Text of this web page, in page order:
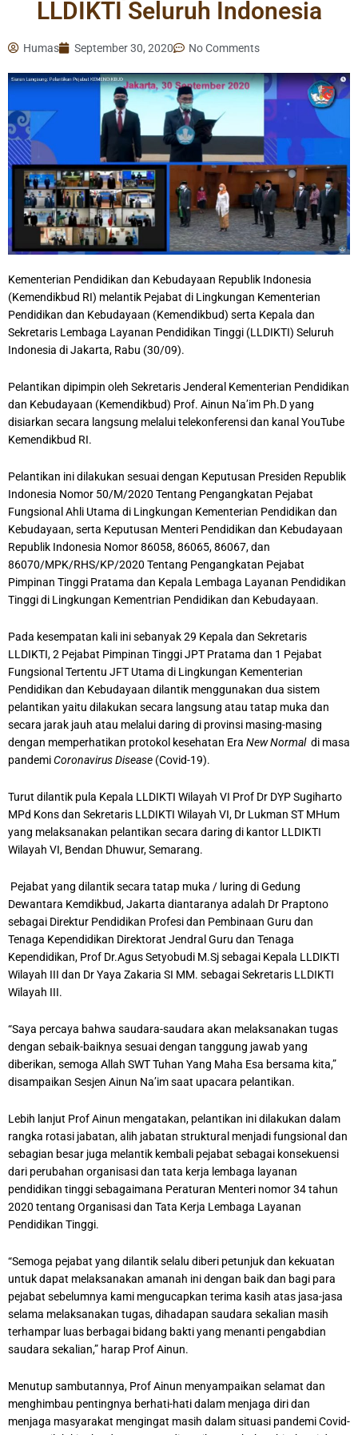
LLDIKTI Seluruh Indonesia
Humas September 30, 2020 No Comments
Kementerian Pendidikan dan Kebudayaan Republik Indonesia
(Kemendikbud RI) melantik Pejabat di Lingkungan Kementerian
Pendidikan dan Kebudayaan (Kemendikbud) serta Kepala dan
Sekretaris Lembaga Layanan Pendidikan Tinggi (LLDIKTI) Seluruh
Indonesia di Jakarta, Rabu (30/09).
Pelantikan dipimpin oleh Sekretaris Jenderal Kementerian Pendidikan
dan Kebudayaan (Kemendikbud) Prof. Ainun Na’im Ph.D yang
disiarkan secara langsung melalui telekonferensi dan kanal YouTube
Kemendikbud RI.
Pelantikan ini dilakukan sesuai dengan Keputusan Presiden Republik
Indonesia Nomor 50/M/2020 Tentang Pengangkatan Pejabat
Fungsional Ahli Utama di Lingkungan Kementerian Pendidikan dan
Kebudayaan, serta Keputusan Menteri Pendidikan dan Kebudayaan
Republik Indonesia Nomor 86058, 86065, 86067, dan
86070/MPK/RHS/KP/2020 Tentang Pengangkatan Pejabat
Pimpinan Tinggi Pratama dan Kepala Lembaga Layanan Pendidikan
Tinggi di Lingkungan Kementrian Pendidikan dan Kebudayaan.
Pada kesempatan kali ini sebanyak 29 Kepala dan Sekretaris
LLDIKTI, 2 Pejabat Pimpinan Tinggi JPT Pratama dan 1 Pejabat
Fungsional Tertentu JFT Utama di Lingkungan Kementerian
Pendidikan dan Kebudayaan dilantik menggunakan dua sistem
pelantikan yaitu dilakukan secara langsung atau tatap muka dan
secara jarak jauh atau melalui daring di provinsi masing-masing
dengan memperhatikan protokol kesehatan Era New Normaldi masa
pandemiCoronavirus Disease (Covid-19).
Turut dilantik pula Kepala LLDIKTI Wilayah VI Prof Dr DYP Sugiharto
MPd Kons dan Sekretaris LLDIKTI Wilayah VI, Dr Lukman ST MHum
yang melaksanakan pelantikan secara daring di kantor LLDIKTI
Wilayah VI, Bendan Dhuwur, Semarang.
Pejabat yang dilantik secara tatap muka / luring di Gedung
Dewantara Kemdikbud, Jakarta diantaranya adalah Dr Praptono
sebagai Direktur Pendidikan Profesi dan Pembinaan Guru dan
Tenaga Kependidikan Direktorat Jendral Guru dan Tenaga
Kependidikan, Prof Dr.Agus Setyobudi M.Sj sebagai Kepala LLDIKTI
Wilayah III dan Dr Yaya Zakaria SI MM. sebagai Sekretaris LLDIKTI
Wilayah III.
“Saya percaya bahwa saudara-saudara akan melaksanakan tugas
dengan sebaik-baiknya sesuai dengan tanggung jawab yang
diberikan, semoga Allah SWT Tuhan Yang Maha Esa bersama kita,”
disampaikan Sesjen Ainun Na’im saat upacara pelantikan.
Lebih lanjut Prof Ainun mengatakan, pelantikan ini dilakukan dalam
rangka rotasi jabatan, alih jabatan struktural menjadi fungsional dan
sebagian besar juga melantik kembali pejabat sebagai konsekuensi
dari perubahan organisasi dan tata kerja lembaga layanan
pendidikan tinggi sebagaimana Peraturan Menteri nomor 34 tahun
2020 tentang Organisasi dan Tata Kerja Lembaga Layanan
Pendidikan Tinggi.
“Semoga pejabat yang dilantik selalu diberi petunjuk dan kekuatan
untuk dapat melaksanakan amanah ini dengan baik dan bagi para
pejabat sebelumnya kami mengucapkan terima kasih atas jasa-jasa
selama melaksanakan tugas, dihadapan saudara sekalian masih
terhampar luas berbagai bidang bakti yang menanti pengabdian
saudara sekalian,” harap Prof Ainun.
Menutup sambutannya, Prof Ainun menyampaikan selamat dan
menghimbau pentingnya berhati-hati dalam menjaga diri dan
menjaga masyarakat mengingat masih dalam situasi pandemi Covid-